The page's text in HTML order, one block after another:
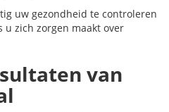
uw gezondheid te controleren
u zich zorgen maakt over
van